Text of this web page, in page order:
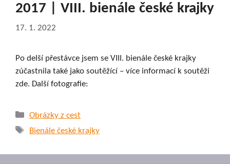
2017 | VIII. bienále české krajky
17. 1. 2022
Po delší přestávce jsem se VIII. bienále české krajky
zúčastnila také jako soutěžící – více informací k soutěži
zde. Další fotografie:
Rubriky
Obrázky z cest
Štítky
Bienále české krajky